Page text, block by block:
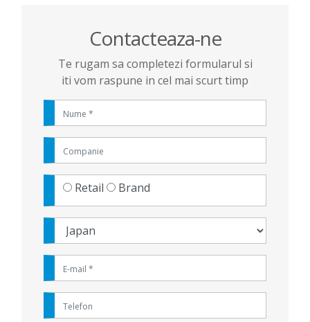
Contacteaza-ne
Te rugam sa completezi formularul si
iti vom raspune in cel mai scurt timp
Retail Brand